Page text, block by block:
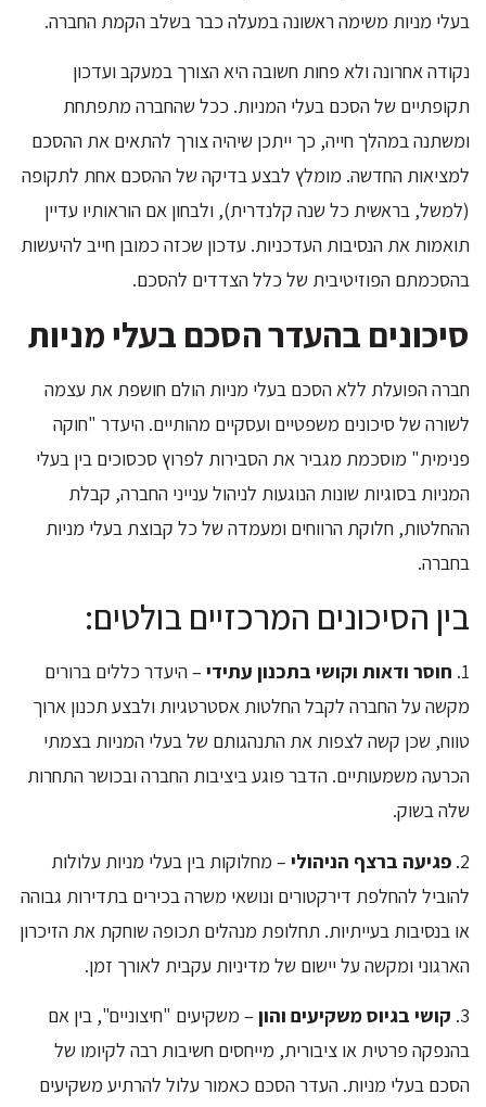
בעלי מניות משימה ראשונה במעלה כבר בשלב הקמת החברה.
נקודה אחרונה ולא פחות חשובה היא הצורך במעקב ועדכון
תקופתיים של הסכם בעלי המניות. ככל שהחברה מתפתחת
ומשתנה במהלך חייה, כך ייתכן שיהיה צורך להתאים את ההסכם
למציאות החדשה. מומלץ לבצע בדיקה של ההסכם אחת לתקופה
(למשל, בראשית כל שנה קלנדרית), ולבחון אם הוראותיו עדיין
תואמות את הנסיבות העדכניות. עדכון שכזה כמובן חייב להיעשות
בהסכמתם הפוזיטיבית של כלל הצדדים להסכם.
סיכונים בהעדר הסכם בעלי מניות
חברה הפועלת ללא הסכם בעלי מניות הולם חושפת את עצמה
לשורה של סיכונים משפטיים ועסקיים מהותיים. היעדר "חוקה
פנימית" מוסכמת מגביר את הסבירות לפרוץ סכסוכים בין בעלי
המניות בסוגיות שונות הנוגעות לניהול ענייני החברה, קבלת
ההחלטות, חלוקת הרווחים ומעמדה של כל קבוצת בעלי מניות
בחברה.
בין הסיכונים המרכזיים בולטים:
1. חוסר ודאות וקושי בתכנון עתידי – היעדר כללים ברורים
מקשה על החברה לקבל החלטות אסטרטגיות ולבצע תכנון ארוך
טווח, שכן קשה לצפות את התנהגותם של בעלי המניות בצמתי
הכרעה משמעותיים. הדבר פוגע ביציבות החברה ובכושר התחרות
שלה בשוק.
2. פגיעה ברצף הניהולי – מחלוקות בין בעלי מניות עלולות
להוביל להחלפת דירקטורים ונושאי משרה בכירים בתדירות גבוהה
או בנסיבות בעייתיות. תחלופת מנהלים תכופה שוחקת את הזיכרון
הארגוני ומקשה על יישום של מדיניות עקבית לאורך זמן.
3. קושי בגיוס משקיעים והון – משקיעים "חיצוניים", בין אם
בהנפקה פרטית או ציבורית, מייחסים חשיבות רבה לקיומו של
הסכם בעלי מניות. העדר הסכם כאמור עלול להרתיע משקיעים